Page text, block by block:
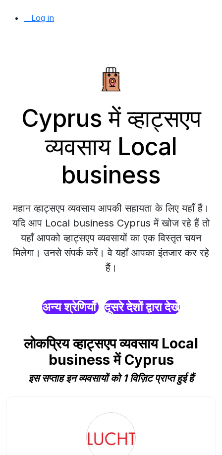
__Log in
Cyprus में व्हाट्सएप
व्यवसाय Local
business
महान व्हाट्सएप व्यवसाय आपकी सहायता के लिए यहाँ हैं।
यदि आप Local business Cyprus में खोज रहे हैं तो
यहाँ आपको व्हाट्सएप व्यवसायों का एक विस्तृत चयन
मिलेगा। उनसे संपर्क करें। वे यहाँ आपका इंतजार कर रहे
हैं।
अन्य श्रेणियाँ दूसरे देशों द्वारा देखें
लोकप्रिय व्हाट्सएप व्यवसाय Local
business में Cyprus
इस सप्ताह इन व्यवसायों को 1 विज़िट प्राप्त हुई हैं